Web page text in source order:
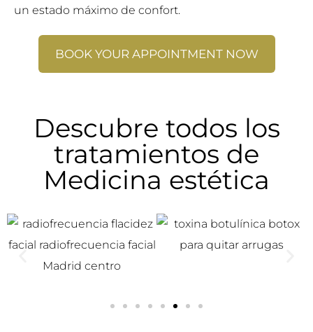
un estado máximo de confort.
BOOK YOUR APPOINTMENT NOW
Descubre todos los
tratamientos de
Medicina estética